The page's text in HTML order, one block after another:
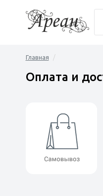
Главная
Оплата и